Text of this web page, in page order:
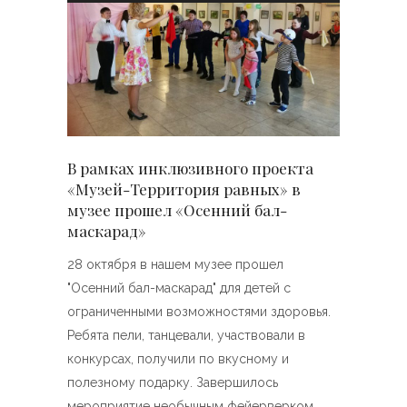
В рамках инклюзивного проекта
«Музей-Территория равных» в
музее прошел «Осенний бал-
маскарад»
28 октября в нашем музее прошел
"Осенний бал-маскарад" для детей с
ограниченными возможностями здоровья.
Ребята пели, танцевали, участвовали в
конкурсах, получили по вкусному и
полезному подарку. Завершилось